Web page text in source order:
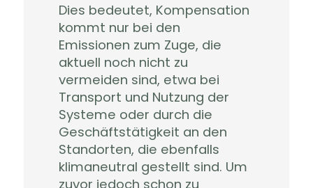
Dies bedeutet, Kompensation
kommt nur bei den
Emissionen zum Zuge, die
aktuell noch nicht zu
vermeiden sind, etwa bei
Transport und Nutzung der
Systeme oder durch die
Geschäftstätigkeit an den
Standorten, die ebenfalls
klimaneutral gestellt sind. Um
zuvor jedoch schon zu